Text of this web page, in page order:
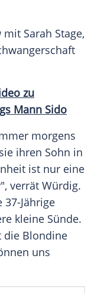
mit Sarah Stage,
zu
Mann Sido
morgens
ihren Sohn in
ist nur eine
verrät Würdig.
Jährige
kleine Sünde.
die Blondine
uns